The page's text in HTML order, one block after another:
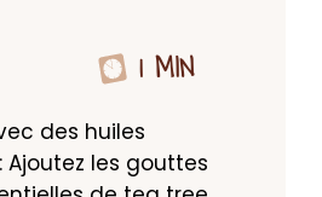
1 MIN
des huiles
Ajoutez les gouttes